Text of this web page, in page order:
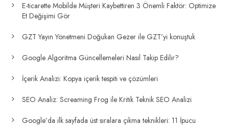
E-ticarette Mobilde Müşteri Kaybettiren 3 Önemli Faktör: Optimize
Et Değişimi Gör
GZT Yayın Yönetmeni Doğukan Gezer ile GZT’yi konuştuk
Google Algoritma Güncellemeleri Nasıl Takip Edilir?
İçerik Analizi: Kopya içerik tespiti ve çözümleri
SEO Analiz: Screaming Frog ile Kritik Teknik SEO Analizi
Google’da ilk sayfada üst sıralara çıkma teknikleri: 11 İpucu